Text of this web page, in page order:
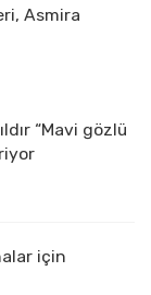
Asmira
“Mavi gözlü
için